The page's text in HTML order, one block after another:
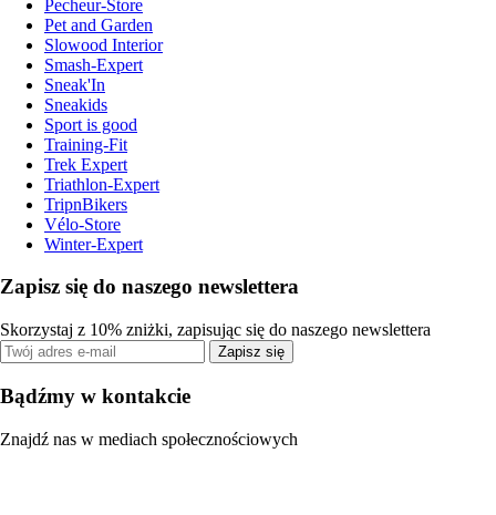
Pecheur-Store
Pet and Garden
Slowood Interior
Smash-Expert
Sneak'In
Sneakids
Sport is good
Training-Fit
Trek Expert
Triathlon-Expert
TripnBikers
Vélo-Store
Winter-Expert
Zapisz się do naszego newslettera
Skorzystaj z 10% zniżki, zapisując się do naszego newslettera
Zapisz się
Bądźmy w kontakcie
Znajdź nas w mediach społecznościowych